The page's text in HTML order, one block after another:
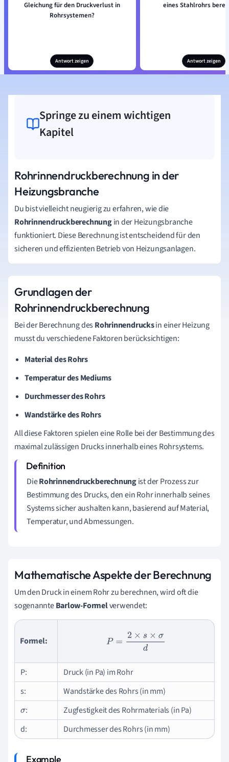
Gleichung für den Druckverlust in
Rohrsystemen?
Antwort zeigen
eines Stahlrohrs
Antwort zeigen
Springe zu einem wichtigen
Kapitel
Rohrinnendruckberechnung in der
Heizungsbranche
Du bist vielleicht neugierig zu erfahren, wie die
Rohrinnendruckberechnungin der Heizungsbranche
funktioniert. Diese Berechnung ist entscheidend für den
sicheren und effizienten Betrieb von Heizungsanlagen.
Grundlagen der
Rohrinnendruckberechnung
Bei der Berechnung desRohrinnendrucksin einer Heizung
musst du verschiedene Faktoren berücksichtigen:
Material des Rohrs
Temperatur des Mediums
Durchmesser des Rohrs
Wandstärke des Rohrs
All diese Faktoren spielen eine Rolle bei der Bestimmung des
maximal zulässigen Drucks innerhalb eines Rohrsystems.
DieRohrinnendruckberechnungist der Prozess zur
Bestimmung des Drucks, den ein Rohr innerhalb seines
Systems sicher aushalten kann, basierend auf Material,
Temperatur, und Abmessungen.
Mathematische Aspekte der Berechnung
Um den Druck in einem Rohr zu berechnen, wird oft die
sogenannteBarlow-Formelverwendet:
Formel: P =2×s×σd
P:
Druck (in Pa) im Rohr
s:
Wandstärke des Rohrs (in mm)
σ:
Zugfestigkeit des Rohrmaterials (in Pa)
d:
Durchmesser des Rohrs (in mm)